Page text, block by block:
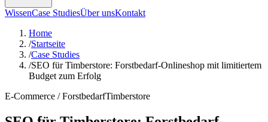
WissenCase StudiesÜber unsKontakt
Home
/Startseite
/Case Studies
/SEO für Timberstore: Forstbedarf-Onlineshop mit limitiertem
Budget zum Erfolg
E-Commerce / ForstbedarfTimberstore